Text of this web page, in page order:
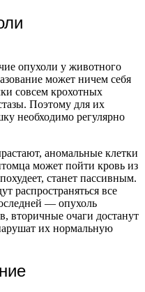
опухоли у животного
может ничем себя
совсем крохотных
Поэтому для их
необходимо регулярно
аномальные клетки
может пойти кровь из
станет пассивным.
распространяться все
— опухоль
вторичные очаги достанут
их нормальную